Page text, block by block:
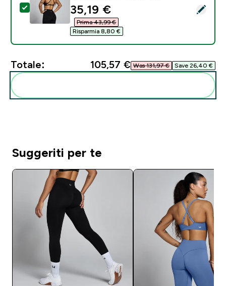
Seleziona questo prodotto - Reggiseno sportivo
discounted price
35,19 €‎
Prima 43,99 €‎
Risparmia 8,80 €‎
Totale: 105,57 €‎ Was 131,97 €‎ Save 26,40 €‎
Suggeriti per te